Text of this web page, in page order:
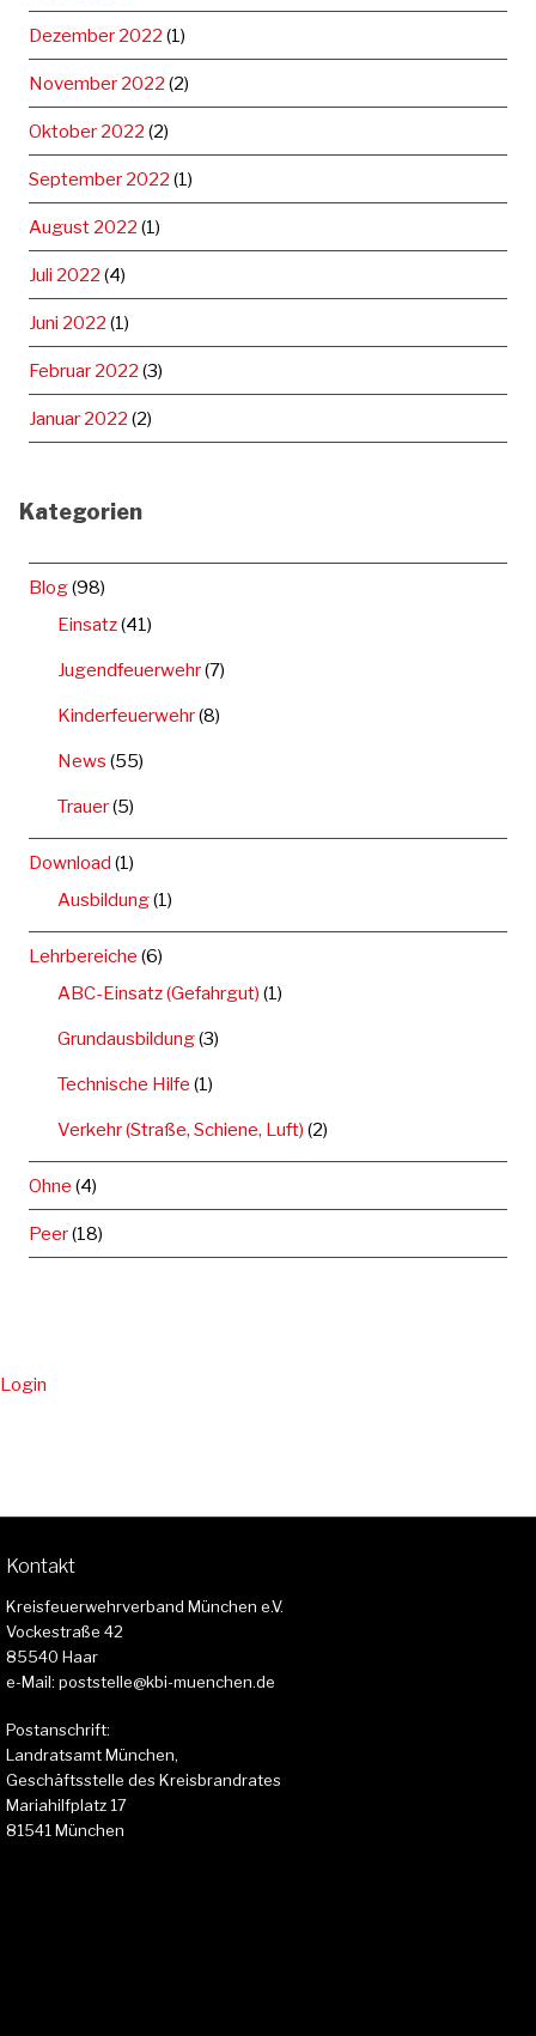
Dezember 2022 (1)
November 2022 (2)
Oktober 2022 (2)
September 2022 (1)
August 2022 (1)
Juli 2022 (4)
Juni 2022 (1)
Februar 2022 (3)
Januar 2022 (2)
Kategorien
Blog(98)
Einsatz(41)
Jugendfeuerwehr(7)
Kinderfeuerwehr(8)
News (55)
Trauer(5)
Download (1)
Ausbildung(1)
Lehrbereiche (6)
ABC-Einsatz (Gefahrgut) (1)
Grundausbildung(3)
Technische Hilfe (1)
Verkehr (Straße, Schiene, Luft) (2)
Ohne (4)
Peer(18)
Login
Kontakt
Kreisfeuerwehrverband München e.V.
Vockestraße 42
85540 Haar
e-Mail: poststelle@kbi-muenchen.de
Postanschrift:
Landratsamt München,
Geschäftsstelle des Kreisbrandrates
Mariahilfplatz 17
81541 München